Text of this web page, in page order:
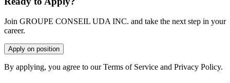
Join GROUPE CONSEIL UDA INC. and take the next step in your
career.
Apply on position
By applying, you agree to our Terms of Service and Privacy Policy.